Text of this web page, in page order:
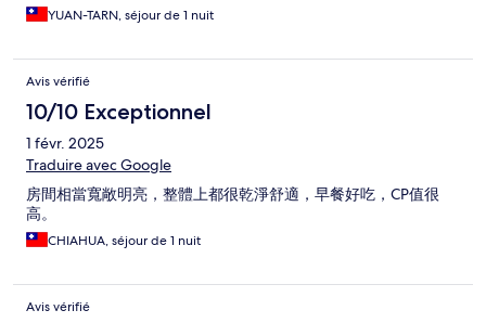
YUAN-TARN, séjour de 1 nuit
Avis vérifié
10/10 Exceptionnel
1 févr. 2025
Traduire avec Google
房間相當寬敞明亮，整體上都很乾淨舒適，早餐好吃，CP值很
高。
CHIAHUA, séjour de 1 nuit
Avis vérifié